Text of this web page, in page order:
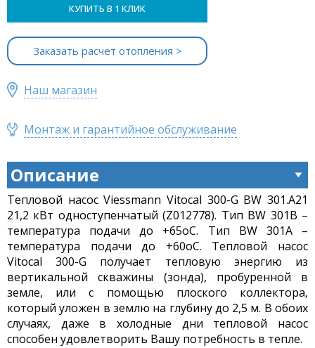
КУПИТЬ В 1 КЛИК
Заказать расчет отопления >
Наш магазин
Монтаж и гарантийное обслуживание
Описание
Тепловой насос Viessmann Vitocal 300-G BW 301.A21
21,2 кВт одноступенчатый (Z012778). Тип BW 301B –
температура подачи до +65оС. Тип BW 301А –
температура подачи до +60оС. Тепловой насос
Vitocal 300-G получает тепловую энергию из
вертикальной скважины (зонда), пробуренной в
земле, или с помощью плоского коллектора,
который уложен в землю на глубину до 2,5 м. В обоих
случаях, даже в холодные дни тепловой насос
способен удовлетворить Вашу потребность в тепле.